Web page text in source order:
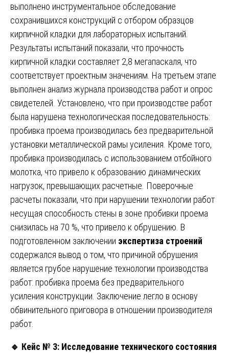
выполнено инструментальное обследование
сохранившихся конструкций с отбором образцов
кирпичной кладки для лабораторных испытаний.
Результаты испытаний показали, что прочность
кирпичной кладки составляет 2,8 мегапаскаля, что
соответствует проектным значениям. На третьем этапе
выполнен анализ журнала производства работ и опрос
свидетелей. Установлено, что при производстве работ
была нарушена технологическая последовательность:
пробивка проема производилась без предварительной
установки металлической рамы усиления. Кроме того,
пробивка производилась с использованием отбойного
молотка, что привело к образованию динамических
нагрузок, превышающих расчетные. Поверочные
расчеты показали, что при нарушении технологии работ
несущая способность стены в зоне пробивки проема
снизилась на 70 %, что привело к обрушению. В
подготовленном заключении экспертиза строений
содержался вывод о том, что причиной обрушения
является грубое нарушение технологии производства
работ: пробивка проема без предварительного
усиления конструкции. Заключение легло в основу
обвинительного приговора в отношении производителя
работ.
🔹 Кейс № 3: Исследование технического состояния